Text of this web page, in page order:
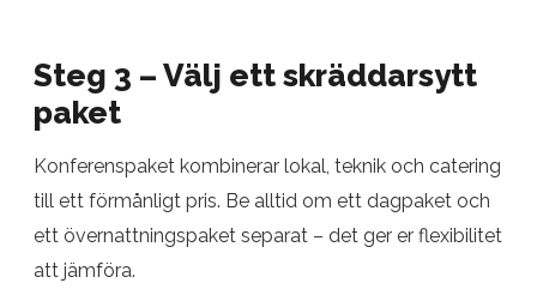
Steg 3 – Välj ett skräddarsytt
paket
Konferenspaket kombinerar lokal, teknik och catering
till ett förmånligt pris. Be alltid om ett dagpaket och
ett övernattningspaket separat – det ger er flexibilitet
att jämföra.